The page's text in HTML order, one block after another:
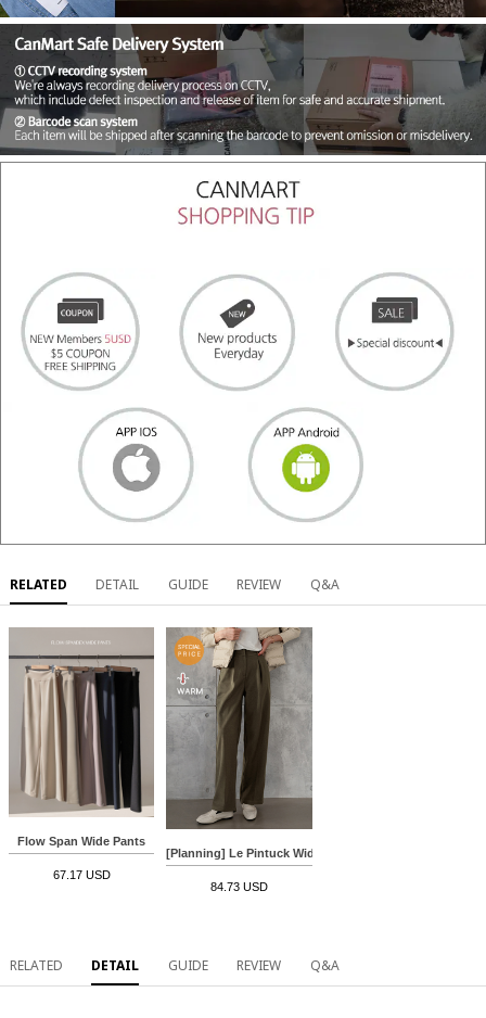
RELATED DETAIL GUIDE REVIEW Q&A
Flow Span Wide Pants
67.17 USD
[Planning] Le Pintuck Wide fleece lined Slacks
84.73 USD
RELATED DETAIL GUIDE REVIEW Q&A